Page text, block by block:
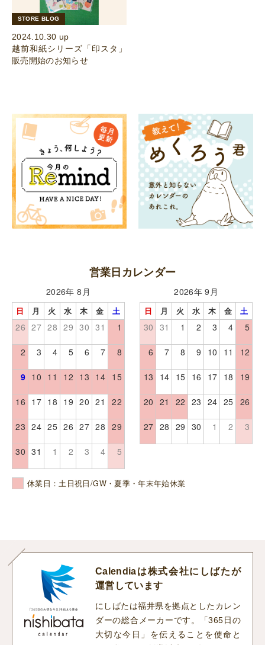
STORE BLOG
2024.10.30 up
越前和紙シリーズ「印スタ」
販売開始のお知らせ
営業日カレンダー
2026年 8月
日 月 火 水 木 金 土
26 27 28 29 30 31 1
2 3 4 5 6 7 8
9 10 11 12 13 14 15
16 17 18 19 20 21 22
23 24 25 26 27 28 29
30 31 1 2 3 4 5
2026年 9月
日 月 火 水 木 金 土
30 31 1 2 3 4 5
6 7 8 9 10 11 12
13 14 15 16 17 18 19
20 21 22 23 24 25 26
27 28 29 30 1 2 3
休業日：土日祝日/GW・夏季・年末年始休業
Calendiaは株式会社にしばたが
運営しています
にしばたは福井県を拠点としたカレン
ダーの総合メーカーです。「365日の
大切な今日」を伝えることを使命と